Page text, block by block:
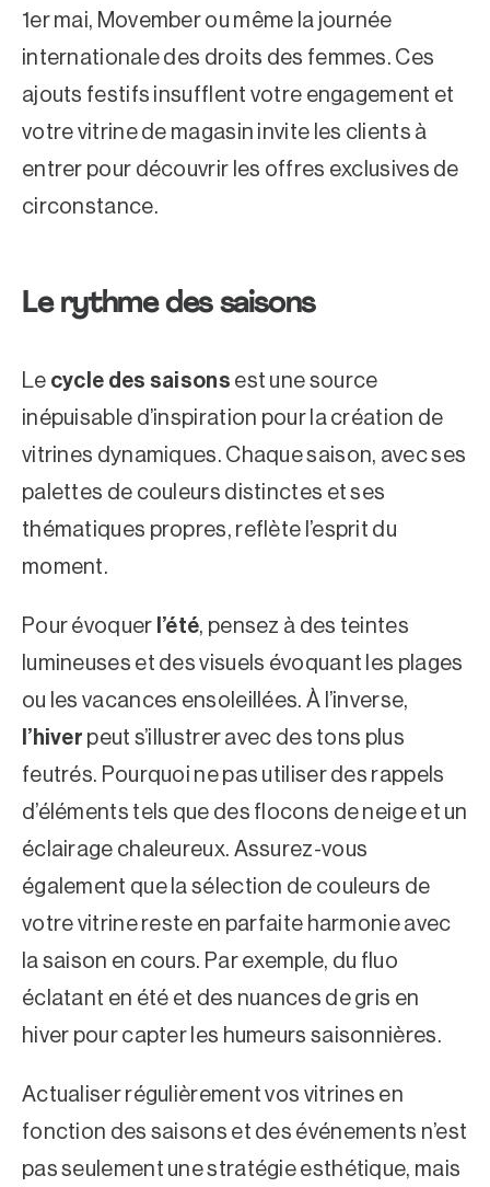
1er mai, Movember ou même la journée
internationale des droits des femmes. Ces
ajouts festifs insufflent votre engagement et
votre vitrine de magasin invite les clients à
entrer pour découvrir les offres exclusives de
circonstance.
Le rythme des saisons
Le cycle des saisons est une source
inépuisable d’inspiration pour la création de
vitrines dynamiques. Chaque saison, avec ses
palettes de couleurs distinctes et ses
thématiques propres, reflète l’esprit du
moment.
Pour évoquer l’été, pensez à des teintes
lumineuses et des visuels évoquant les plages
ou les vacances ensoleillées. À l’inverse,
l’hiver peut s’illustrer avec des tons plus
feutrés. Pourquoi ne pas utiliser des rappels
d’éléments tels que des flocons de neige et un
éclairage chaleureux. Assurez-vous
également que la sélection de couleurs de
votre vitrine reste en parfaite harmonie avec
la saison en cours. Par exemple, du fluo
éclatant en été et des nuances de gris en
hiver pour capter les humeurs saisonnières.
Actualiser régulièrement vos vitrines en
fonction des saisons et des événements n’est
pas seulement une stratégie esthétique, mais